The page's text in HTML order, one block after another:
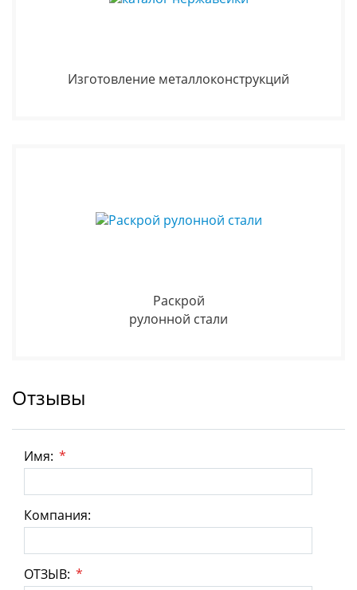
Изготовление металлоконструкций
Раскрой
рулонной стали
Отзывы
Имя: *
Компания:
ОТЗЫВ: *